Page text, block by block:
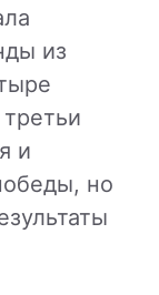
из
и
но